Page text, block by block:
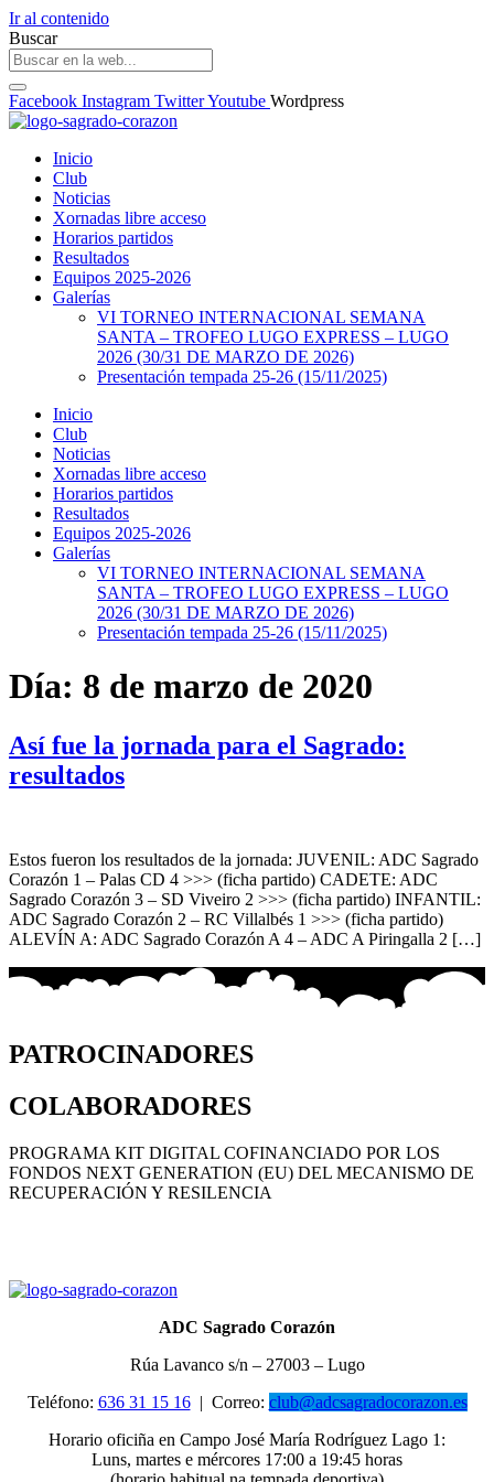
Ir al contenido
Buscar
Facebook Instagram TwitterYoutube Wordpress
Inicio
Club
Noticias
Xornadas libre acceso
Horarios partidos
Resultados
Equipos 2025-2026
Galerías
VI TORNEO INTERNACIONAL SEMANA
SANTA – TROFEO LUGO EXPRESS – LUGO
2026 (30/31 DE MARZO DE 2026)
Presentación tempada 25-26 (15/11/2025)
Inicio
Club
Noticias
Xornadas libre acceso
Horarios partidos
Resultados
Equipos 2025-2026
Galerías
VI TORNEO INTERNACIONAL SEMANA
SANTA – TROFEO LUGO EXPRESS – LUGO
2026 (30/31 DE MARZO DE 2026)
Presentación tempada 25-26 (15/11/2025)
Día: 8 de marzo de 2020
Así fue la jornada para el Sagrado:
resultados
Estos fueron los resultados de la jornada: JUVENIL: ADC Sagrado
Corazón 1 – Palas CD 4 >>> (ficha partido) CADETE: ADC
Sagrado Corazón 3 – SD Viveiro 2 >>> (ficha partido) INFANTIL:
ADC Sagrado Corazón 2 – RC Villalbés 1 >>> (ficha partido)
ALEVÍN A: ADC Sagrado Corazón A 4 – ADC A Piringalla 2 […]
PATROCINADORES
COLABORADORES
PROGRAMA KIT DIGITAL COFINANCIADO POR LOS
FONDOS NEXT GENERATION (EU) DEL MECANISMO DE
RECUPERACIÓN Y RESILENCIA
ADC Sagrado Corazón
Rúa Lavanco s/n – 27003 – Lugo
Teléfono: 636 31 15 16| Correo: club@adcsagradocorazon.es
Horario oficiña en Campo José María Rodríguez Lago 1:
Luns, martes e mércores 17:00 a 19:45 horas